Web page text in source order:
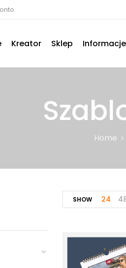
Kreator Sklep Informacje
Home
SHOW 24